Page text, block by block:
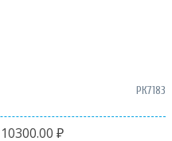
РК7183
10300.00 ₽